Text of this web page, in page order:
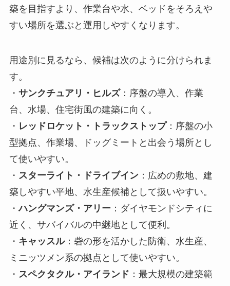
築を目指すより、作業台や水、ベッドをそろえや
すい場所を選ぶと運用しやすくなります。
用途別に見るなら、候補は次のように分けられま
す。
・ サンクチュアリ・ヒルズ：序盤の導入、作業
台、水場、住宅街風の建築に向く。
・ レッドロケット・トラックストップ：序盤の小
型拠点、作業場、ドッグミートと出会う場所とし
て使いやすい。
・ スターライト・ドライブイン：広めの敷地、建
築しやすい平地、水生産候補として扱いやすい。
・ハングマンズ・アリー ：ダイヤモンドシティに
近く、サバイバルの中継地として便利。
・ キャッスル：砦の形を活かした防衛、水生産、
ミニッツメン系の拠点として使いやすい。
・ スペクタクル・アイランド ：最大規模の建築範